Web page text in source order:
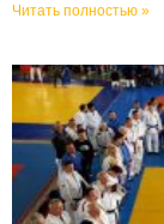
Читать полностью »